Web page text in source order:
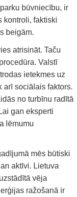
būvniecību, ir
kontroli, faktiski
beigām.
atrisināt. Taču
Valstī
ietekmes uz
arī sociālais faktors.
no turbīnu radītā
gan eksperti
lēmumu
mēs būtiski
aktīvi. Lietuva
vēja
ražošanā ir